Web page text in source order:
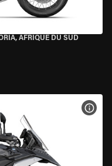
AFRIQUE DU SUD